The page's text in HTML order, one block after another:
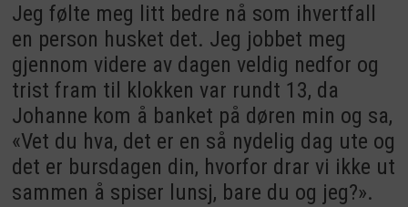
Jeg følte meg litt bedre nå som ihvertfall
en person husket det. Jeg jobbet meg
gjennom videre av dagen veldig nedfor og
trist fram til klokken var rundt 13, da
Johanne kom å banket på døren min og sa,
«Vet du hva, det er en så nydelig dag ute og
det er bursdagen din, hvorfor drar vi ikke ut
sammen å spiser lunsj, bare du og jeg?».